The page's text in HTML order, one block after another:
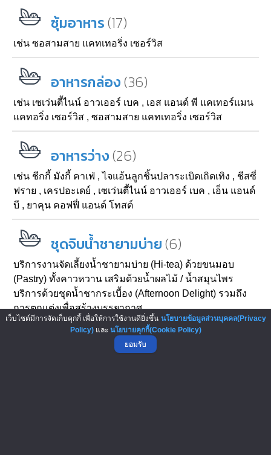
ซุ้มอาหาร(17)
เช่น ซอสามสาย แคทเทอริ่ง เซอร์วิส
อาหารกล่อง(36)
เช่น เซเว่นตี้ไนน์ อาวเออร์ เบค , เอส แอนด์ พี แคเทอร์แมน
แคทอริ่ง เซอร์วิส , ซอสามสาย แคทเทอริ่ง เซอร์วิส
อาหารว่าง(26)
เช่น ชีกกี้ มังกี้ คาเฟ่ ,ไจแอ้นลูกชิ้นปลาระเบิดเถิดเทิง , ชีสซี่
ฟราย , เครปอะเดย์ , เซเว่นตี้ไนน์ อาวเออร์ เบค , เอ็น แอนด์
บี , ยาคุน คอฟฟี่ แอนด์ โทสต์
ชุดจิบน้ำชายามบ่าย(6)
บริการงานจัดเลี้ยงน้ำชายามบ่าย (Hi-tea) ด้วยขนมอบ
(Pastry) ทั้งคาวหวาน เสริมด้วยน้ำผลไม้ / น้ำสมุนไพร
บริการด้วยชุดน้ำชากระเบื้อง (Afternoon Delight) รวมถึง
การตกแต่งเพื่อสร้างบรรยากาศ
ชุดอาหารนานาชาติ
เว็บไซต์มีการจัดเก็บคุกกี้ เพื่อให้การใช้งานดียิ่งขึ้น นโยบายข้อมูลส่วนบุคคล(Privacy
Policy)และ นโยบายคุกกี้(Cookie Policy)
ยอมรับ